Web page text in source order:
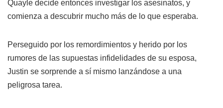
Quayle decide entonces investigar los asesinatos, y
comienza a descubrir mucho más de lo que esperaba.
Perseguido por los remordimientos y herido por los
rumores de las supuestas infidelidades de su esposa,
Justin se sorprende a sí mismo lanzándose a una
peligrosa tarea.